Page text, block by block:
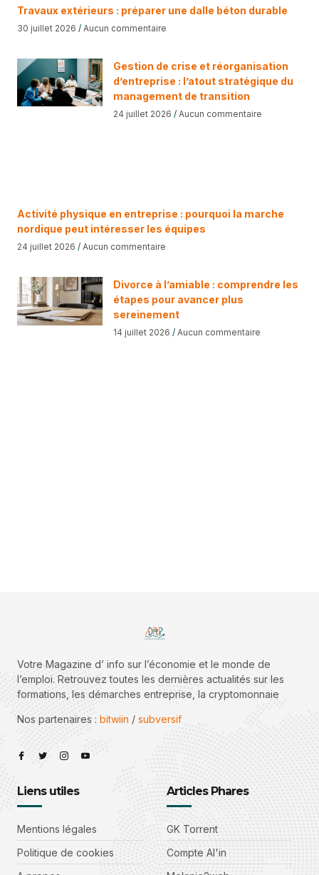
Travaux extérieurs : préparer une dalle béton durable
30 juillet 2026 Aucun commentaire
Gestion de crise et réorganisation
d’entreprise : l’atout stratégique du
management de transition
24 juillet 2026 Aucun commentaire
Activité physique en entreprise : pourquoi la marche
nordique peut intéresser les équipes
24 juillet 2026 Aucun commentaire
Divorce à l’amiable : comprendre les
étapes pour avancer plus
sereinement
14 juillet 2026 Aucun commentaire
Votre Magazine d’ info sur l’économie et le monde de
l’emploi. Retrouvez toutes les dernières actualités sur les
formations, les démarches entreprise, la cryptomonnaie
Nos partenaires : bitwiin / subversif
Liens utiles
Mentions légales
Politique de cookies
Articles Phares
GK Torrent
Compte Al'in